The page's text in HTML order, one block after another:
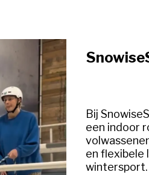
Bij
een indoor
en flexibele
wintersport.